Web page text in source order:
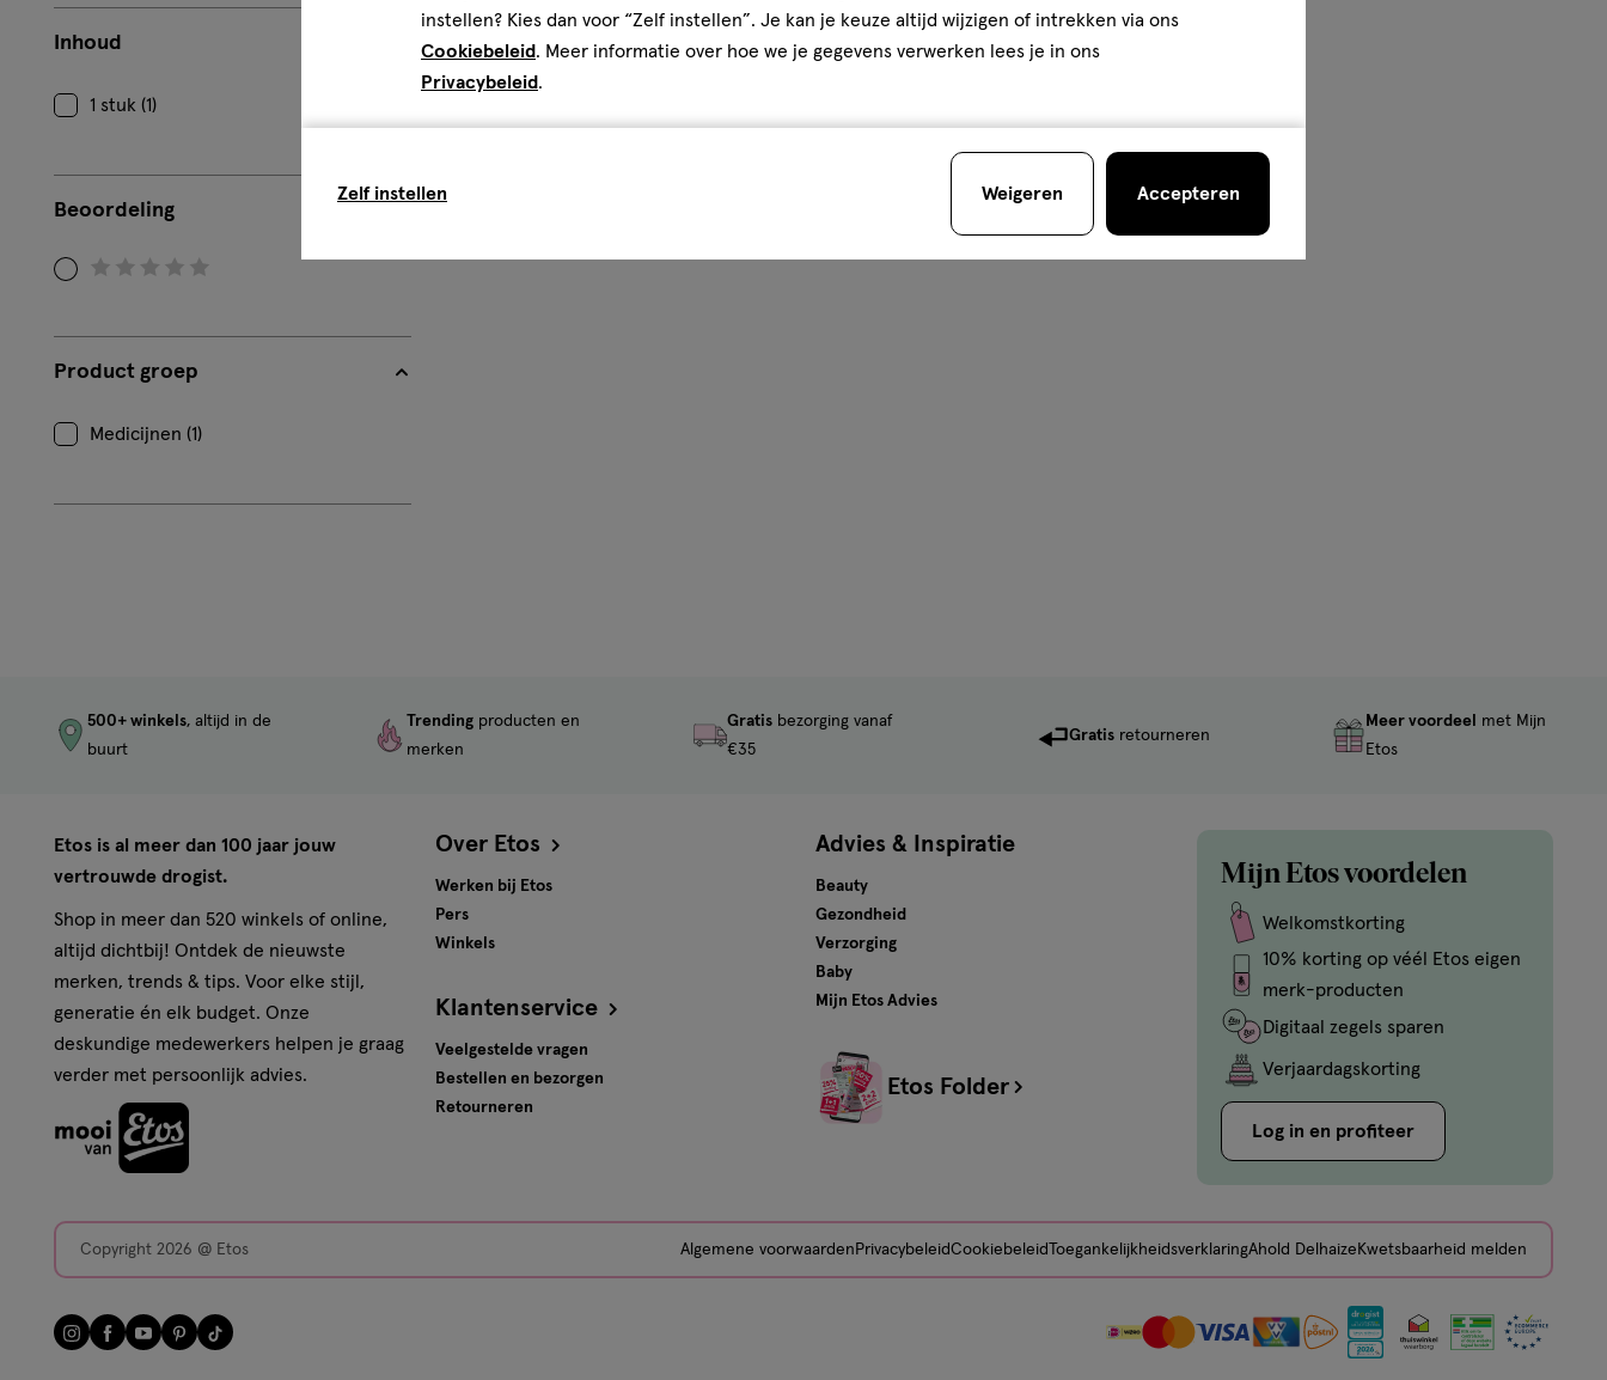
Inhoud
1 stuk (1)
Beoordeling
0
Product groep
Medicijnen (1)
500+ winkels, altijd in de
buurt
Trending producten en
merken
Gratisbezorging vanaf
€35
Gratis retourneren
Meer voordeel
met Mijn
Etos
Etos is al meer dan 100 jaar jouw
vertrouwde drogist.
Shop in meer dan 520 winkels of online,
altijd dichtbij! Ontdek de nieuwste
merken, trends & tips. Voor elke stijl,
generatie én elk budget. Onze
deskundige medewerkers helpen je graag
verder met persoonlijk advies.
Over Etos
Werken bij Etos
Pers
Winkels
Klantenservice
Veelgestelde vragen
Bestellen en bezorgen
Retourneren
Advies & Inspiratie
Beauty
Gezondheid
Verzorging
Baby
Mijn Etos Advies
Etos Folder
Mijn Etos voordelen
Welkomstkorting
10% korting op véél Etos eigen
merk-producten
Digitaal zegels sparen
Verjaardagskorting
Log in en profiteer
Copyright 2026 @ Etos Algemene voorwaarden PrivacybeleidCookiebeleid ToegankelijkheidsverklaringAhold Delhaize Kwetsbaarheid melden
instellen? Kies dan voor “Zelf instellen”. Je kan je keuze altijd wijzigen of intrekken via ons
Cookiebeleid. Meer informatie over hoe we je gegevens verwerken lees je in ons
Privacybeleid.
Zelf instellen Weigeren Accepteren